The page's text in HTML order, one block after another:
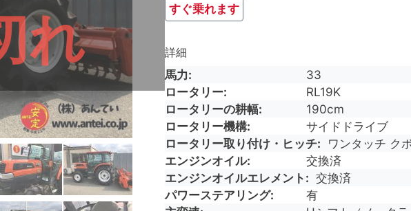
れ すぐ乗れます
詳細
馬力
33
ロータリー
RL19K
ロータリーの耕幅
190cm
ロータリー機構
サイドドライブ
ロータリー取り付け・ヒッチ
ワンタッチ ク
エンジンオイル
交換済
エンジンオイルエレメント
交換済
パワーステアリング
有